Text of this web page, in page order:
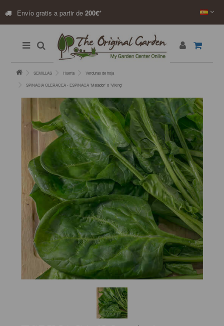
Envío gratis a partir de 200€*
SEMILLAS Huerta Verduras de hoja
SPINACIA OLERACEA - ESPINACA ’Matador’ o ’Viking’